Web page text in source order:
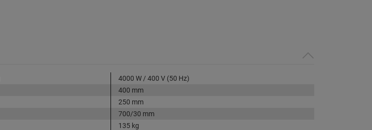
4000 W / 400 V (50 Hz)
400 mm
250 mm
700/30 mm
135 kg